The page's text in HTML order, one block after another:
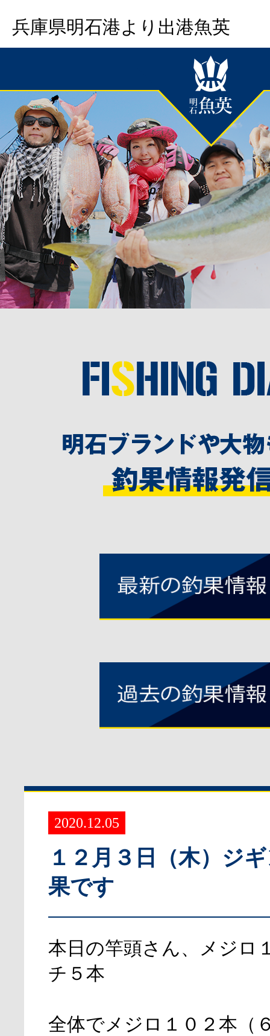
兵庫県明石港より出港魚英
2020.12.05
１２月３日（木）ジ
果です
本日の竿頭さん、メジロ
チ５本
全体でメジロ１０２本（